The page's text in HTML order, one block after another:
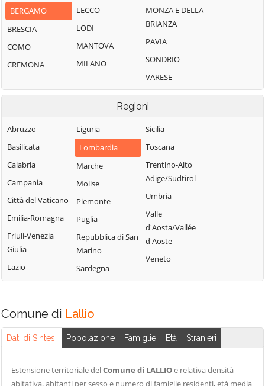
Lombardo
Ambivere
Antegnate
Arcene
Arzago d'Adda
Aviatico
Azzano San
Paolo
Azzone
Bagnatica
Barbata
Bariano
Barzana
Bedulita
Bergamo
Bianzano
Endine Gaiano
Entratico
Fara Gera d'Adda
Fara Olivana con
Filago
Fino del Monte
Fiorano al Serio
Fontanella
Fonteno
Foppolo
Foresto Sparso
Fornovo San
Fuipiano Valle
Gandellino
Gandosso
Gaverina Terme
Gazzaniga
Ghisalba
Pumenengo
Ranica
Ranzanico
Riva di Solto
Rogno
Romano di
Roncobello
Roncola
Rota d'Imagna
Rovetta
Bianco
Terme
Santa Brigida
Sarnico
Schilpario
BERGAMO
BRESCIA
COMO
CREMONA
LECCO
LODI
MANTOVA
MILANO
MONZA E DELLA
BRIANZA
PAVIA
SONDRIO
VARESE
Regioni
Abruzzo
Basilicata
Calabria
Campania
Città del Vaticano
Emilia-Romagna
Friuli-Venezia
Giulia
Lazio
Liguria
Lombardia
Marche
Molise
Piemonte
Puglia
Repubblica di San
Marino
Sardegna
Sicilia
Toscana
Trentino-Alto
Adige/Südtirol
Umbria
Valle
d'Aosta/Vallée
d'Aoste
Veneto
Comune di Lallio
Dati di Sintesi Popolazione Famiglie Età Stranieri
Estensione territoriale delComune di LALLIOe relativa densità
abitativa, abitanti per sesso e numero di famiglie residenti, età media